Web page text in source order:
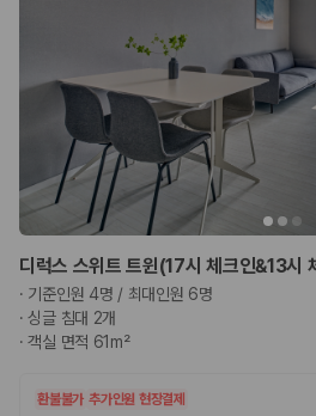
디럭스 스위트 트윈(17시 체크인&13시
· 기준인원 4명 / 최대인원 6명
·싱글 침대 2개
·객실 면적 61m²
환불불가 추가인원 현장결제